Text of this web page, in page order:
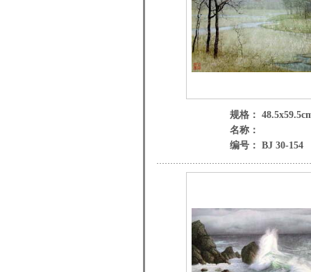
规格：
名称：
编号： BJ 30-154